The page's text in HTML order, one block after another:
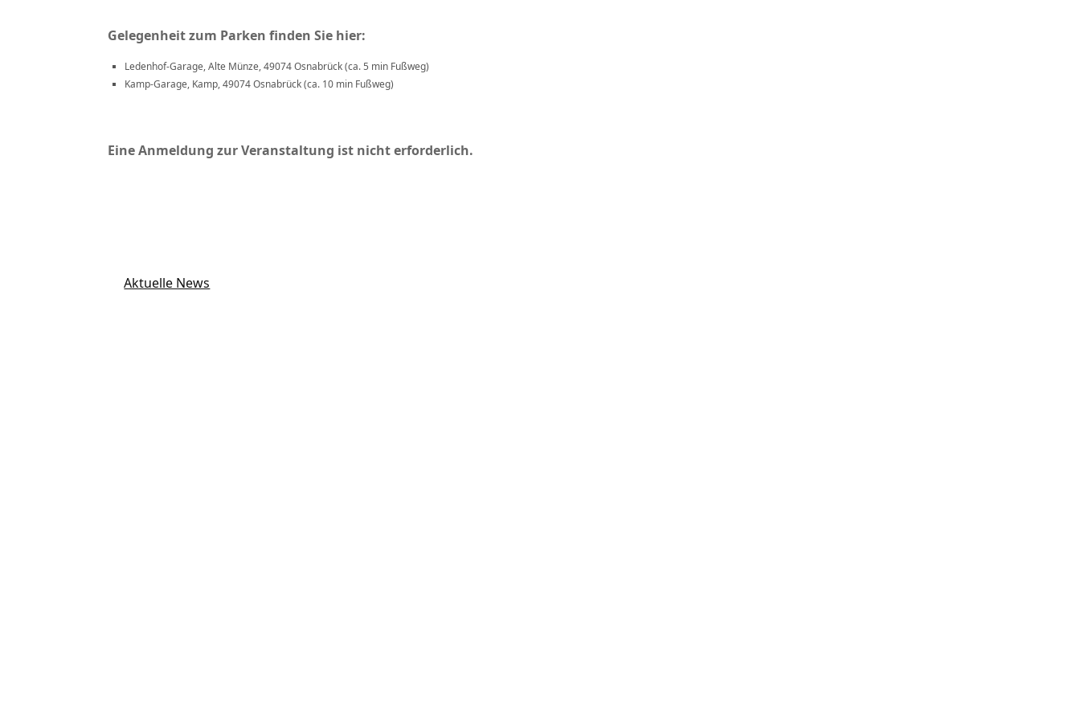
Gelegenheit zum Parken finden Sie hier:
Ledenhof-Garage, Alte Münze, 49074 Osnabrück (ca. 5 min Fußweg)
Kamp-Garage, Kamp, 49074 Osnabrück (ca. 10 min Fußweg)
Eine Anmeldung zur Veranstaltung ist nicht erforderlich.
Aktuelle News